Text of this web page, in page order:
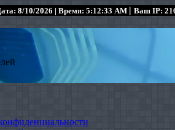
8/10/2026 | Время: 5:12:33 AM | Ваш IP: